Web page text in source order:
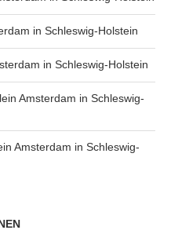
in Schleswig-Holstein
in Schleswig-Holstein
Amsterdam in Schleswig-
Amsterdam in Schleswig-